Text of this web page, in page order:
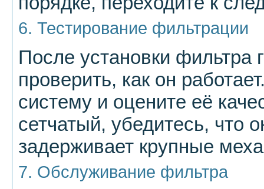
6. Тестирование фильтрации
После установки фильтра
проверить, как он
систему и оцените её
сетчатый, убедитесь, что
задерживает крупные
7. Обслуживание фильтра